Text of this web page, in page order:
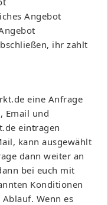
Angebot
ihr zahlt
eine Anfrage
Email und
eintragen
kann ausgewählt
dann weiter an
bei euch mit
Konditionen
Wenn es